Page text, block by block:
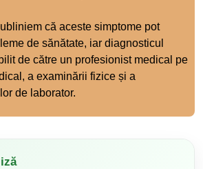
că aceste simptome pot
de sănătate, iar diagnosticul
de către un profesionist medical pe
a examinării fizice și a
de laborator.